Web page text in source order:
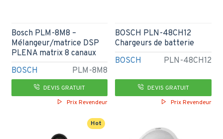
BOSCH PLM-8M8
Bosch PLM-8M8 –
Mélangeur/matrice DSP
PLENA matrix 8 canaux
DEVIS GRATUIT
Prix Revendeur
BOSCH PLN-48CH12
BOSCH PLN-48CH12
Chargeurs de batterie
DEVIS GRATUIT
Prix Revendeur
Hot